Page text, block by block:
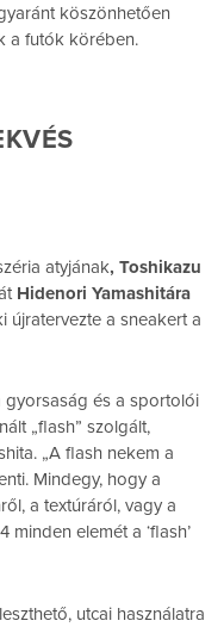
köszönhetően
a futók körében.
atyjának, Toshikazu
Hidenori Yamashitára
újratervezte a sneakert a
gyorsaság és a sportolói
„flash” szolgált,
„A flash nekem a
Mindegy, hogy a
a textúráról, vagy a
minden elemét a ‘flash’
utcai használatra